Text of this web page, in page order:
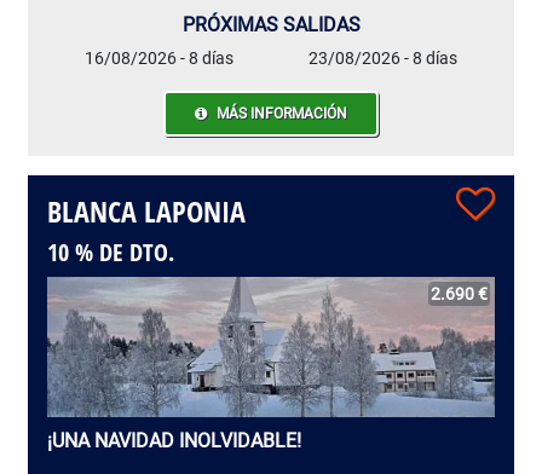
PRÓXIMAS SALIDAS
16/08/2026 - 8 días 23/08/2026 - 8 días
MÁS INFORMACIÓN
BLANCA LAPONIA
10 % DE DTO.
2.690 €
¡UNA NAVIDAD INOLVIDABLE!